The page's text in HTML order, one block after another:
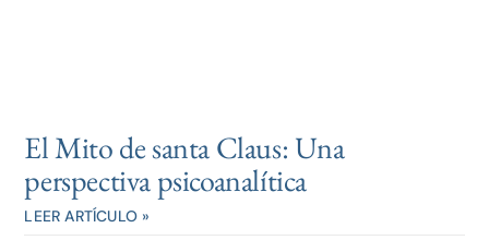
El Mito de santa Claus: Una
perspectiva psicoanalítica
LEER ARTÍCULO »